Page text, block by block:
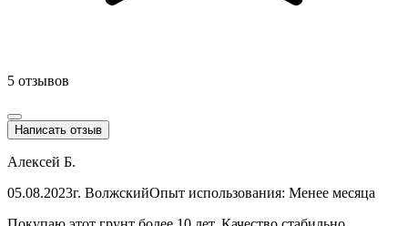
5 отзывов
Написать отзыв
Алексей Б.
05.08.2023г. ВолжскийОпыт использования: Менее месяца